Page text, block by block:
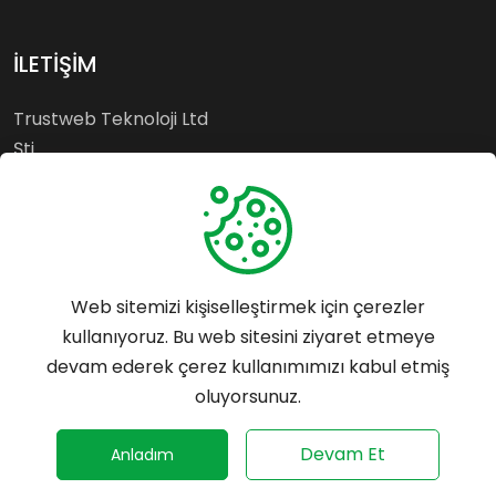
İLETİŞİM
Trustweb Teknoloji Ltd
Şti.
Whatsapp: 0542 699 55
Tel: 0542 699 55 64
destek@trustrank.com.tr
0859153361900001
Trustrank - Her hakkı saklıdır.
Web sitemizi kişiselleştirmek için çerezler
kullanıyoruz. Bu web sitesini ziyaret etmeye
devam ederek çerez kullanımımızı kabul etmiş
oluyorsunuz.
Anladım Devam Et